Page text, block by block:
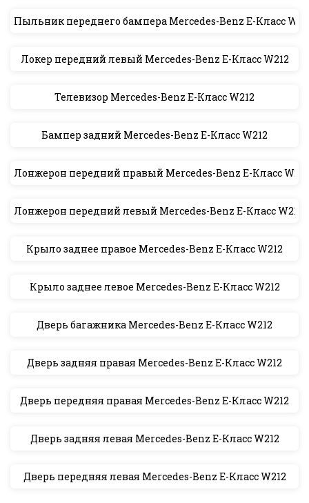
Пыльник переднего бампера Mercedes-Benz E-Класс
Локер передний левый Mercedes-Benz E-Класс W212
Телевизор Mercedes-Benz E-Класс W212
Бампер задний Mercedes-Benz E-Класс W212
Лонжерон передний правый Mercedes-Benz E-Класс W212
Лонжерон передний левый Mercedes-Benz E-Класс W212
Крыло заднее правое Mercedes-Benz E-Класс W212
Крыло заднее левое Mercedes-Benz E-Класс W212
Дверь багажника Mercedes-Benz E-Класс W212
Дверь задняя правая Mercedes-Benz E-Класс W212
Дверь передняя правая Mercedes-Benz E-Класс W212
Дверь задняя левая Mercedes-Benz E-Класс W212
Дверь передняя левая Mercedes-Benz E-Класс W212